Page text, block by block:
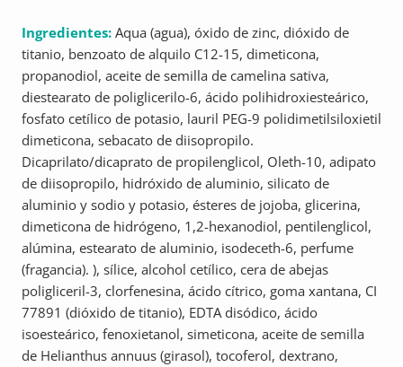
Ingredientes: Aqua (agua), óxido de zinc, dióxido de
titanio, benzoato de alquilo C12-15, dimeticona,
propanodiol, aceite de semilla de camelina sativa,
diestearato de poliglicerilo-6, ácido polihidroxiesteárico,
fosfato cetílico de potasio, lauril PEG-9 polidimetilsiloxietil
dimeticona, sebacato de diisopropilo.
Dicaprilato/dicaprato de propilenglicol, Oleth-10, adipato
de diisopropilo, hidróxido de aluminio, silicato de
aluminio y sodio y potasio, ésteres de jojoba, glicerina,
dimeticona de hidrógeno, 1,2-hexanodiol, pentilenglicol,
alúmina, estearato de aluminio, isodeceth-6, perfume
(fragancia). ), sílice, alcohol cetílico, cera de abejas
poligliceril-3, clorfenesina, ácido cítrico, goma xantana, CI
77891 (dióxido de titanio), EDTA disódico, ácido
isoesteárico, fenoxietanol, simeticona, aceite de semilla
de Helianthus annuus (girasol), tocoferol, dextrano,